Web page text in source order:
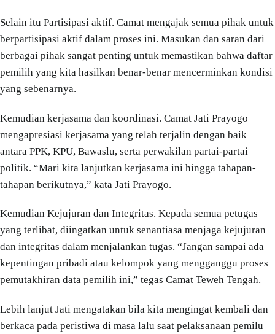
Selain itu Partisipasi aktif. Camat mengajak semua pihak untuk
berpartisipasi aktif dalam proses ini. Masukan dan saran dari
berbagai pihak sangat penting untuk memastikan bahwa daftar
pemilih yang kita hasilkan benar-benar mencerminkan kondisi
yang sebenarnya.
Kemudian kerjasama dan koordinasi. Camat Jati Prayogo
mengapresiasi kerjasama yang telah terjalin dengan baik
antara PPK, KPU, Bawaslu, serta perwakilan partai-partai
politik. “Mari kita lanjutkan kerjasama ini hingga tahapan-
tahapan berikutnya,” kata Jati Prayogo.
Kemudian Kejujuran dan Integritas. Kepada semua petugas
yang terlibat, diingatkan untuk senantiasa menjaga kejujuran
dan integritas dalam menjalankan tugas. “Jangan sampai ada
kepentingan pribadi atau kelompok yang mengganggu proses
pemutakhiran data pemilih ini,” tegas Camat Teweh Tengah.
Lebih lanjut Jati mengatakan bila kita mengingat kembali dan
berkaca pada peristiwa di masa lalu saat pelaksanaan pemilu